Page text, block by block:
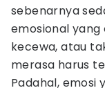
sebenarnya
emosional yang
kecewa, atau
merasa harus
Padahal, emosi